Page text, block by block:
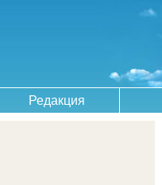
Редакция